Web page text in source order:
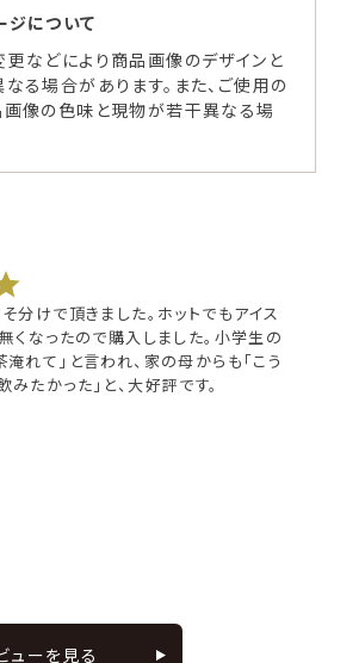
ジについて
などにより商品画像のデザインと
る場合があります。また、ご使用の
画像の色味と現物が若干異なる場
夏になると冷茶をよく飲んでおります　
茶はパック一つで1リットルのお茶が美
清涼感に満ちた夏にピッタリな冷茶と
く頂いております
ューを見る